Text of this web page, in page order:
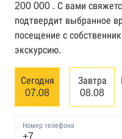
Картотека
арбитражного суда
банкротстве
Единый
банкротстве
200 000 . С вами
подтвердит выбранное
посещение с
экскурсию.
Сегодня
07.08
Завтра
08.08
Номер телефона